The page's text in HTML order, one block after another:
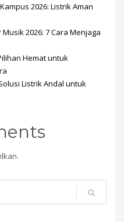
2026: Listrik Aman
2026: 7 Cara Menjaga
Hemat untuk
Listrik Andal untuk